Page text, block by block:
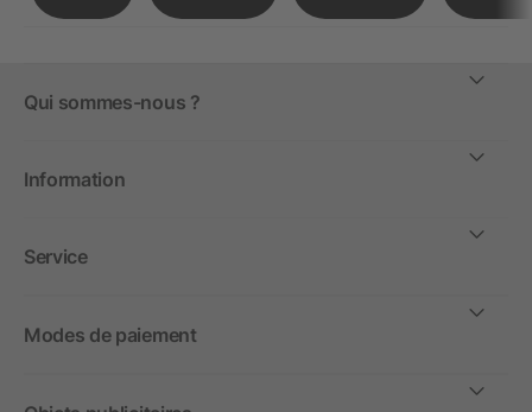
Qui sommes-nous ?
Information
Service
Modes de paiement